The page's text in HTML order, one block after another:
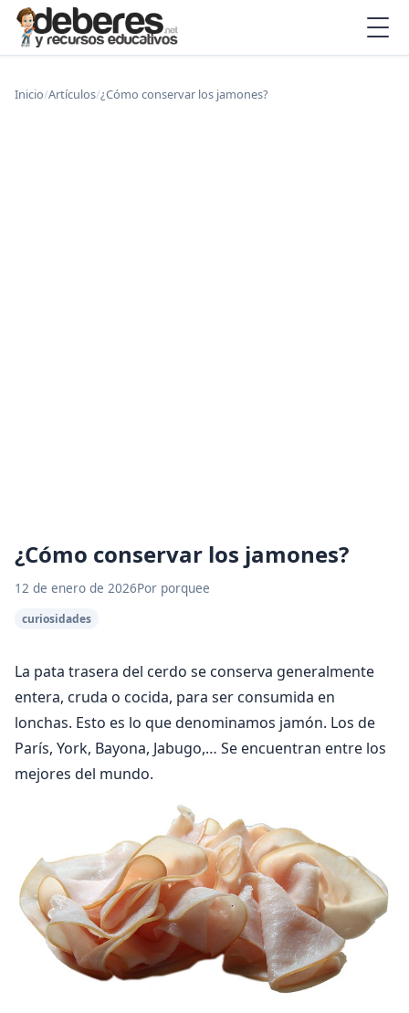
Inicio/Artículos/¿Cómo conservar los jamones?
¿Cómo conservar los jamones?
12 de enero de 2026Por porquee
curiosidades
La pata trasera del cerdo se conserva generalmente
entera, cruda o cocida, para ser consumida en
lonchas. Esto es lo que denominamos jamón. Los de
París, York, Bayona, Jabugo,… Se encuentran entre los
mejores del mundo.